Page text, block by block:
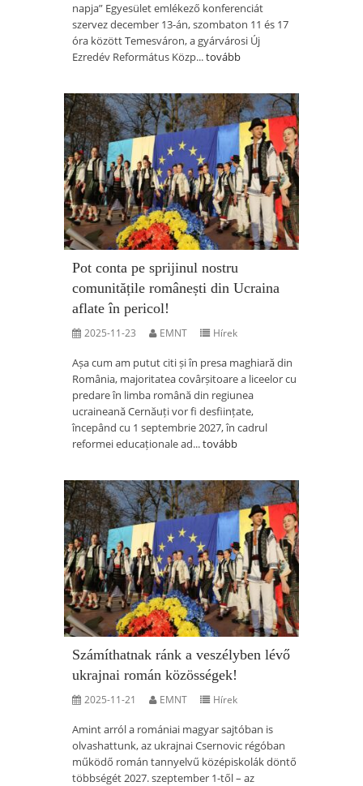
napja” Egyesület emlékező konferenciát
szervez december 13-án, szombaton 11 és 17
óra között Temesváron, a gyárvárosi Új
Ezredév Református Közp...tovább
Pot conta pe sprijinul nostru
comunitățile românești din Ucraina
aflate în pericol!
2025-11-23 EMNT Hírek
Așa cum am putut citi și în presa maghiară din
România, majoritatea covârșitoare a liceelor cu
predare în limba română din regiunea
ucraineană Cernăuți vor fi desființate,
începând cu 1 septembrie 2027, în cadrul
reformei educaționale ad...tovább
Számíthatnak ránk a veszélyben lévő
ukrajnai román közösségek!
2025-11-21 EMNT Hírek
Amint arról a romániai magyar sajtóban is
olvashattunk, az ukrajnai Csernovic régóban
működő román tannyelvű középiskolák döntő
többségét 2027. szeptember 1-től – az